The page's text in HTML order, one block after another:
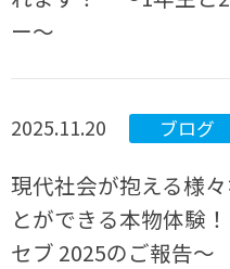
ー～
2025.11.20 ブログ
現代社会が抱える様
とができる本物体験
セブ 2025のご報告～